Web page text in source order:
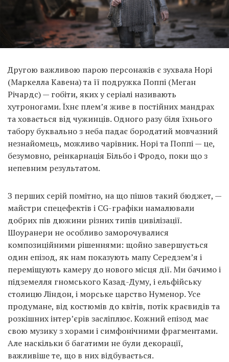
Другою важливою парою персонажів є зухвала Норі
(Маркелла Кавена) та її подружка Поппі (Меган
Річардс) — гобіти, яких у серіалі називають
хутроногами. Їхнє плем’я живе в постійних мандрах
та ховається від чужинців. Одного разу біля їхнього
табору буквально з неба падає бородатий мовчазний
незнайомець, можливо чарівник. Норі та Поппі — це,
безумовно, реінкарнація Більбо і Фродо, поки що з
непевним результатом.
З перших серій помітно, на що пішов такий бюджет, —
майстри спецефектів і CG-графіки намалювали
добрих пів дюжини різних типів цивілізації.
Шоуранери не особливо заморочувалися
композиційними рішеннями: щойно завершується
один епізод, як нам показують мапу Середзем’я і
переміщують камеру до нового місця дії. Ми бачимо і
підземелля гномського Казад-Думу, і ельфійську
столицю Ліндон, і морське царство Нуменор. Усе
продумане, від костюмів до квітів, потік краєвидів та
розкішних інтер’єрів засліплює. Кожний епізод має
свою музику з хорами і симфонічними фрагментами.
Але наскільки б багатими не були декорації,
важливіше те, що в них відбувається.